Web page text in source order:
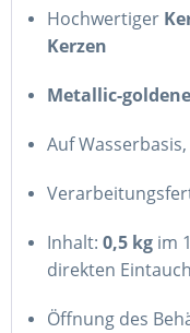
Hochwertiger
Kerzen
Metallic-
Auf
Inhalt: 0,5 kg im
direkten
Öffnung des